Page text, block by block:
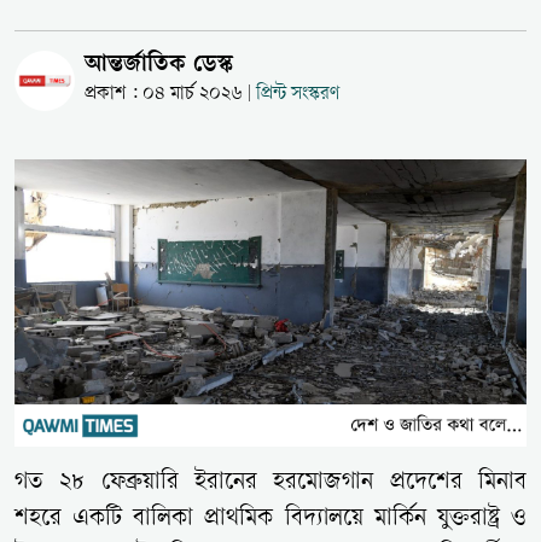
আন্তর্জাতিক ডেস্ক
প্রকাশ : ০৪ মার্চ ২০২৬ প্রিন্ট সংস্করণ
গত ২৮ ফেব্রুয়ারি ইরানের হরমোজগান প্রদেশের মিনাব
শহরে একটি বালিকা প্রাথমিক বিদ্যালয়ে মার্কিন যুক্তরাষ্ট্র ও